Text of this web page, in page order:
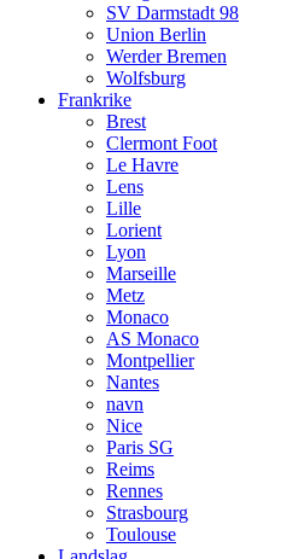
SV Darmstadt 98
Union Berlin
Werder Bremen
Wolfsburg
Frankrike
Brest
Clermont Foot
Le Havre
Lens
Lille
Lorient
Lyon
Marseille
Metz
Monaco
AS Monaco
Montpellier
Nantes
navn
Nice
Paris SG
Reims
Rennes
Strasbourg
Toulouse